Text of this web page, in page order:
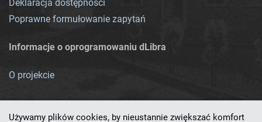
Deklaracja dostępności
Poprawne formułowanie zapytań
Informacje o oprogramowaniu dLibra
O projekcie
Używamy plików cookies, by nieustannie zwiększać komfort